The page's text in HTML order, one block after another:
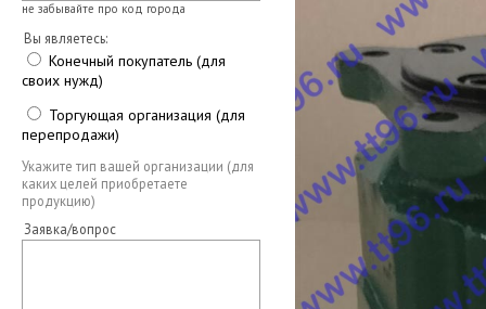
не забывайте про код города
Вы являетесь:
Конечный покупатель (для
своих нужд)
Торгующая организация (для
перепродажи)
Укажите тип вашей организации (для
каких целей приобретаете
продукцию)
Заявка/вопрос